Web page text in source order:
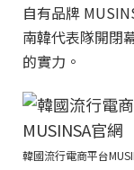
自有品牌
南韓代表隊開閉
的實力。
韓國流行電商平台